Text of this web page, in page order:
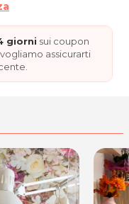
giorni sui coupon
assicurarti